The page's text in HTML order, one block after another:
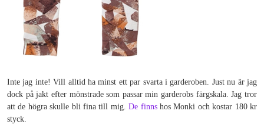
Inte jag inte! Vill alltid ha minst ett par svarta i garderoben. Just nu är jag
dock på jakt efter mönstrade som passar min garderobs färgskala. Jag tror
att de högra skulle bli fina till mig.De finnshos Monki och kostar 180 kr
styck.